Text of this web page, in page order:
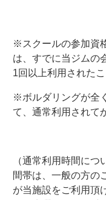
※スクールの参加資
は、すでに当ジムの
1回以上利用された
※ボルダリングが全
て、通常利用されて
（通常利用時間に
間帯は、一般の方の
が当施設をご利用頂